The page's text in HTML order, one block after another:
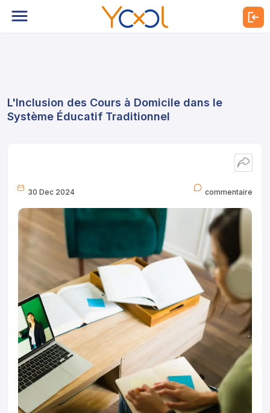
L'Inclusion des Cours à Domicile dans le
Système Éducatif Traditionnel
30 Dec 2024 commentaire